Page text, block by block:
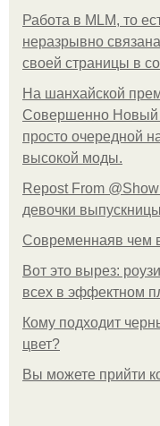
Работа в MLM, то
неразрывно
своей страницы в
На шанхайской
Совершенно Новый
просто очередной
высокой моды.
Repost From
девочки
Современнаяв чем
Вот это вырез:
всех в эффектном
Кому подходит
цвет?
Вы можете прийти